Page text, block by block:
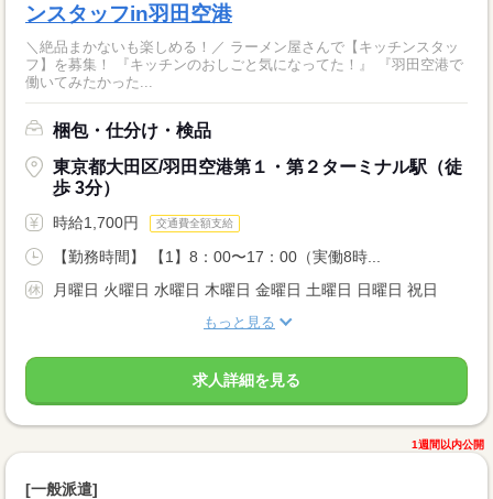
ンスタッフin羽田空港
＼絶品まかないも楽しめる！／ ラーメン屋さんで【キッチンスタッ
フ】を募集！ 『キッチンのおしごと気になってた！』 『羽田空港で
働いてみたかった...
梱包・仕分け・検品
東京都大田区/羽田空港第１・第２ターミナル駅（徒
歩 3分）
時給1,700円 交通費全額支給
【勤務時間】 【1】8：00〜17：00（実働8時...
月曜日 火曜日 水曜日 木曜日 金曜日 土曜日 日曜日 祝日
もっと見る
求人詳細を見る
1週間以内公開
[一般派遣]